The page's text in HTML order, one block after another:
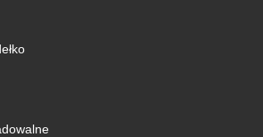
dla tradycyjnych toreb